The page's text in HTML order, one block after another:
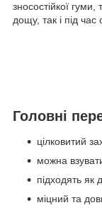
зносостійкої
дощу, так і під час
Головні
цілковитий
можна
підходять як
міцний та